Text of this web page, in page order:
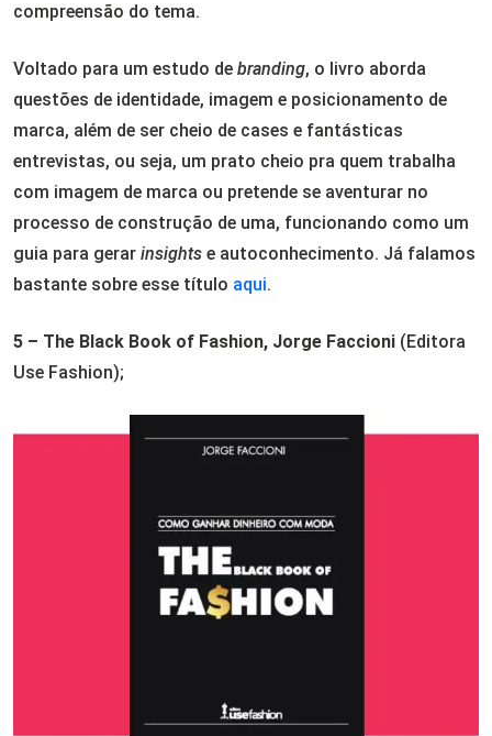
compreensão do tema.
Voltado para um estudo de branding, o livro aborda
questões de identidade, imagem e posicionamento de
marca, além de ser cheio de cases e fantásticas
entrevistas, ou seja, um prato cheio pra quem trabalha
com imagem de marca ou pretende se aventurar no
processo de construção de uma, funcionando como um
guia para gerar insights e autoconhecimento. Já falamos
bastante sobre esse título aqui.
5 – The Black Book of Fashion, Jorge Faccioni (Editora
Use Fashion);